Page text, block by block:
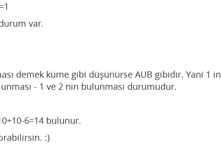
var.
demek küme gibi düşünürse AUB gibidir. Yani 1 in
- 1 ve 2 nin bulunması durumudur.
6=14 bulunur.
:)